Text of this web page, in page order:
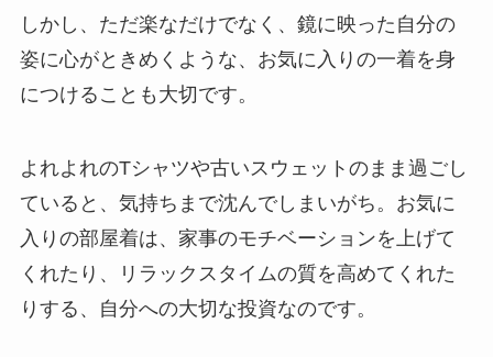
しかし、ただ楽なだけでなく、 鏡に映った自分の
姿に心がときめくような、お気に入りの一着を身
につけることも大切です。
よれよれのTシャツや古いスウェットのまま過ごし
ていると、気持ちまで沈んでしまいがち。お気に
入りの部屋着は、家事のモチベーションを上げて
くれたり、リラックスタイムの質を高めてくれた
りする、自分への大切な投資なのです。